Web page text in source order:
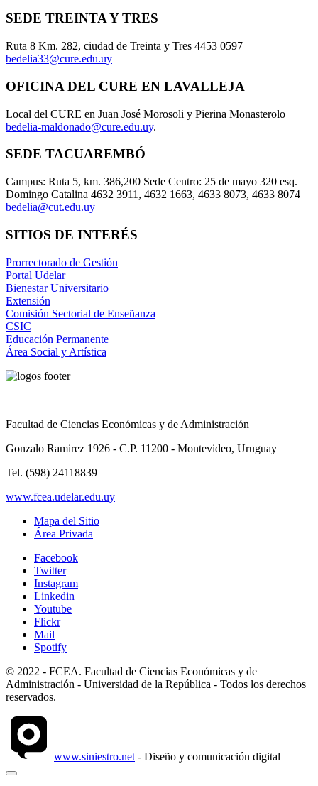
SEDE TREINTA Y TRES
Ruta 8 Km. 282, ciudad de Treinta y Tres 4453 0597
bedelia33@cure.edu.uy
OFICINA DEL CURE EN LAVALLEJA
Local del CURE en Juan José Morosoli y Pierina Monasterolo
bedelia-maldonado@cure.edu.uy.
SEDE TACUAREMBÓ
Campus: Ruta 5, km. 386,200 Sede Centro: 25 de mayo 320 esq.
Domingo Catalina 4632 3911, 4632 1663, 4633 8073, 4633 8074
bedelia@cut.edu.uy
SITIOS DE INTERÉS
Prorrectorado de Gestión
Portal Udelar
Bienestar Universitario
Extensión
Comisión Sectorial de Enseñanza
CSIC
Educación Permanente
Área Social y Artística
Facultad de Ciencias Económicas y de Administración
Gonzalo Ramirez 1926 - C.P. 11200 - Montevideo, Uruguay
Tel. (598) 24118839
www.fcea.udelar.edu.uy
Mapa del Sitio
Área Privada
Facebook
Twitter
Instagram
Linkedin
Youtube
Flickr
Mail
Spotify
© 2022 - FCEA. Facultad de Ciencias Económicas y de
Administración - Universidad de la República - Todos los derechos
reservados.
www.siniestro.net - Diseño y comunicación digital